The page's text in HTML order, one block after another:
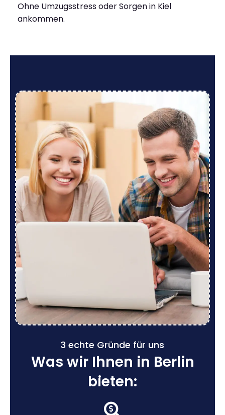
Ohne Umzugsstress oder Sorgen in Kiel
ankommen.
3 echte Gründe für uns
Was wir Ihnen in Berlin
bieten: